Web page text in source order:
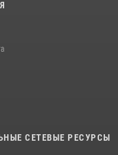
СЕТЕВЫЕ РЕСУРСЫ